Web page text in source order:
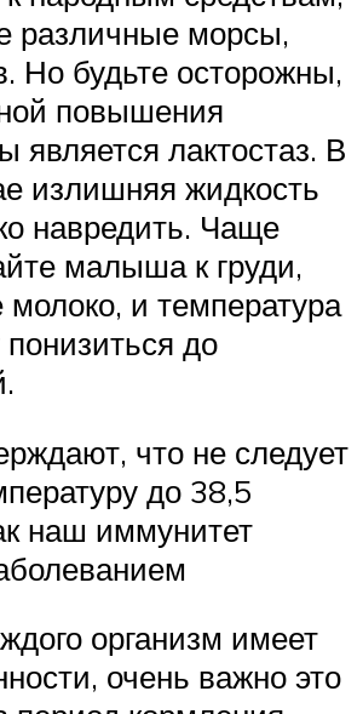
различные морсы,
Но будьте осторожны,
повышения
является лактостаз. В
излишняя жидкость
навредить. Чаще
малыша к груди,
и температура
до
что не следует
до 38,5
наш иммунитет
организм имеет
очень важно это